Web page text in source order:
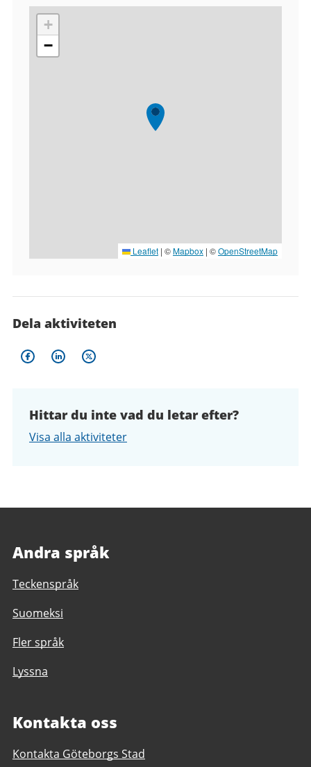
+
−
Leaflet | ©Mapbox | ©OpenStreetMap
Dela aktiviteten
Hittar du inte vad du letar efter?
Visa alla aktiviteter
Andra språk
Teckenspråk
Suomeksi
Fler språk
Lyssna
Kontakta oss
Kontakta Göteborgs Stad